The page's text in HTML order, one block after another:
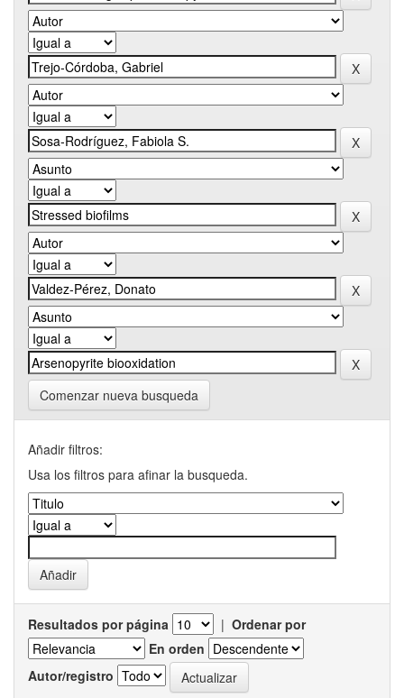
Comenzar nueva busqueda
Añadir filtros:
Usa los filtros para afinar la busqueda.
Resultados por página | Ordenar por
En orden
Autor/registro